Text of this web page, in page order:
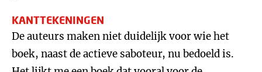
KANTTEKENINGEN
De auteurs maken niet duidelijk voor wie het
boek, naast de actieve saboteur, nu bedoeld is.